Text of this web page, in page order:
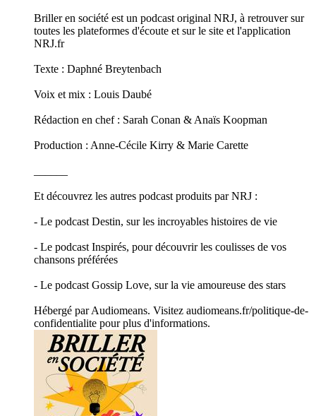
Briller en société est un podcast original NRJ, à retrouver sur
toutes les plateformes d'écoute et sur le site et l'application
NRJ.fr
Texte : Daphné Breytenbach
Voix et mix : Louis Daubé
Rédaction en chef : Sarah Conan & Anaïs Koopman
Production : Anne-Cécile Kirry & Marie Carette
Et découvrez les autres podcast produits par NRJ :
- Le podcast Destin, sur les incroyables histoires de vie
- Le podcast Inspirés, pour découvrir les coulisses de vos
chansons préférées
- Le podcast Gossip Love, sur la vie amoureuse des stars
Hébergé par Audiomeans. Visitez audiomeans.fr/politique-de-
confidentialite pour plus d'informations.